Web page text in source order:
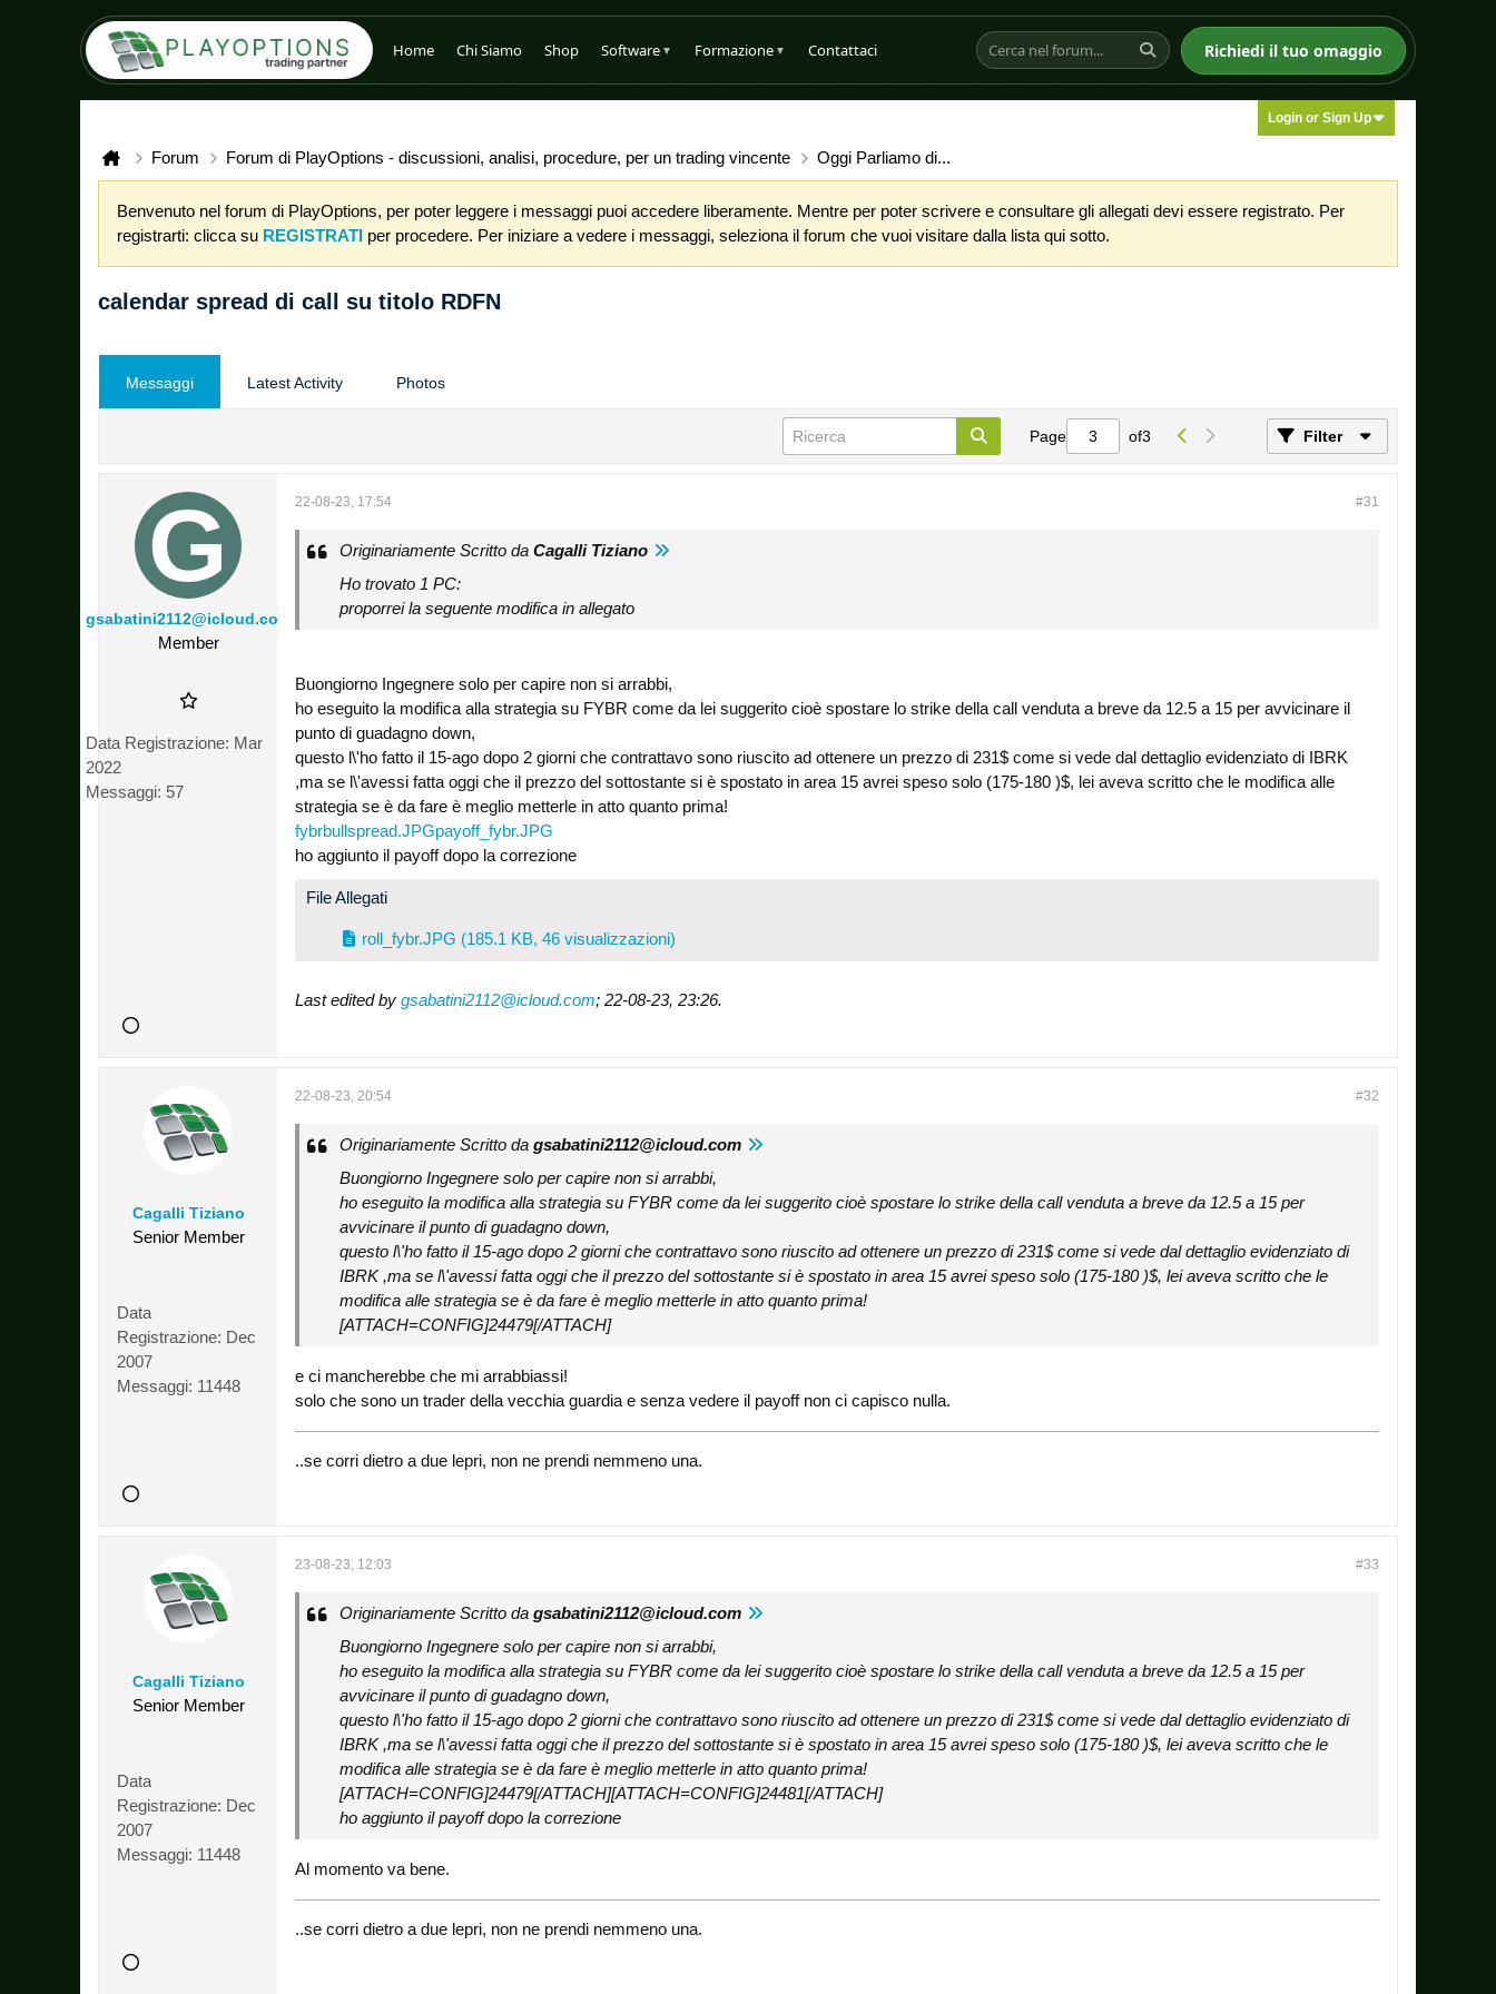
Home Chi Siamo Shop Software ▼ Formazione ▼ Contattaci Richiedi il tuo omaggio
Login or Sign Up
Forum Forum di PlayOptions - discussioni, analisi, procedure, per un trading vincente Oggi Parliamo di...
Benvenuto nel forum di PlayOptions, per poter leggere i messaggi puoi accedere liberamente. Mentre per poter scrivere e consultare gli allegati devi essere registrato. Per
registrarti: clicca su REGISTRATI per procedere. Per iniziare a vedere i messaggi, seleziona il forum che vuoi visitare dalla lista qui sotto.
calendar spread di call su titolo RDFN
Messaggi Latest Activity Photos
Page of3 Filter
gsabatini2112@icloud.com
Member
Data Registrazione: Mar
2022
Messaggi: 57
#31
22-08-23, 17:54
Originariamente Scritto da Cagalli Tiziano
Ho trovato 1 PC:
proporrei la seguente modifica in allegato
Buongiorno Ingegnere solo per capire non si arrabbi,
ho eseguito la modifica alla strategia su FYBR come da lei suggerito cioè spostare lo strike della call venduta a breve da 12.5 a 15 per avvicinare il
punto di guadagno down,
questo l\'ho fatto il 15-ago dopo 2 giorni che contrattavo sono riuscito ad ottenere un prezzo di 231$ come si vede dal dettaglio evidenziato di IBRK
,ma se l\'avessi fatta oggi che il prezzo del sottostante si è spostato in area 15 avrei speso solo (175-180 )$, lei aveva scritto che le modifica alle
strategia se è da fare è meglio metterle in atto quanto prima!
fybrbullspread.JPGpayoff_fybr.JPG
ho aggiunto il payoff dopo la correzione
File Allegati
roll_fybr.JPG (185.1 KB, 46 visualizzazioni)
Last edited by gsabatini2112@icloud.com; 22-08-23, 23:26.
Cagalli Tiziano
Senior Member
Data
Registrazione: Dec
2007
Messaggi: 11448
#32
22-08-23, 20:54
Originariamente Scritto da gsabatini2112@icloud.com
Buongiorno Ingegnere solo per capire non si arrabbi,
ho eseguito la modifica alla strategia su FYBR come da lei suggerito cioè spostare lo strike della call venduta a breve da 12.5 a 15 per
avvicinare il punto di guadagno down,
questo l\'ho fatto il 15-ago dopo 2 giorni che contrattavo sono riuscito ad ottenere un prezzo di 231$ come si vede dal dettaglio evidenziato di
IBRK ,ma se l\'avessi fatta oggi che il prezzo del sottostante si è spostato in area 15 avrei speso solo (175-180 )$, lei aveva scritto che le
modifica alle strategia se è da fare è meglio metterle in atto quanto prima!
[ATTACH=CONFIG]24479[/ATTACH]
e ci mancherebbe che mi arrabbiassi!
solo che sono un trader della vecchia guardia e senza vedere il payoff non ci capisco nulla.
..se corri dietro a due lepri, non ne prendi nemmeno una.
Cagalli Tiziano
Senior Member
Data
Registrazione: Dec
2007
Messaggi: 11448
#33
23-08-23, 12:03
Originariamente Scritto da gsabatini2112@icloud.com
Buongiorno Ingegnere solo per capire non si arrabbi,
ho eseguito la modifica alla strategia su FYBR come da lei suggerito cioè spostare lo strike della call venduta a breve da 12.5 a 15 per
avvicinare il punto di guadagno down,
questo l\'ho fatto il 15-ago dopo 2 giorni che contrattavo sono riuscito ad ottenere un prezzo di 231$ come si vede dal dettaglio evidenziato di
IBRK ,ma se l\'avessi fatta oggi che il prezzo del sottostante si è spostato in area 15 avrei speso solo (175-180 )$, lei aveva scritto che le
modifica alle strategia se è da fare è meglio metterle in atto quanto prima!
[ATTACH=CONFIG]24479[/ATTACH][ATTACH=CONFIG]24481[/ATTACH]
ho aggiunto il payoff dopo la correzione
Al momento va bene.
..se corri dietro a due lepri, non ne prendi nemmeno una.